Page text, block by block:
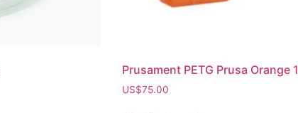
Prusament PETG Prusa Orange
US$75.00